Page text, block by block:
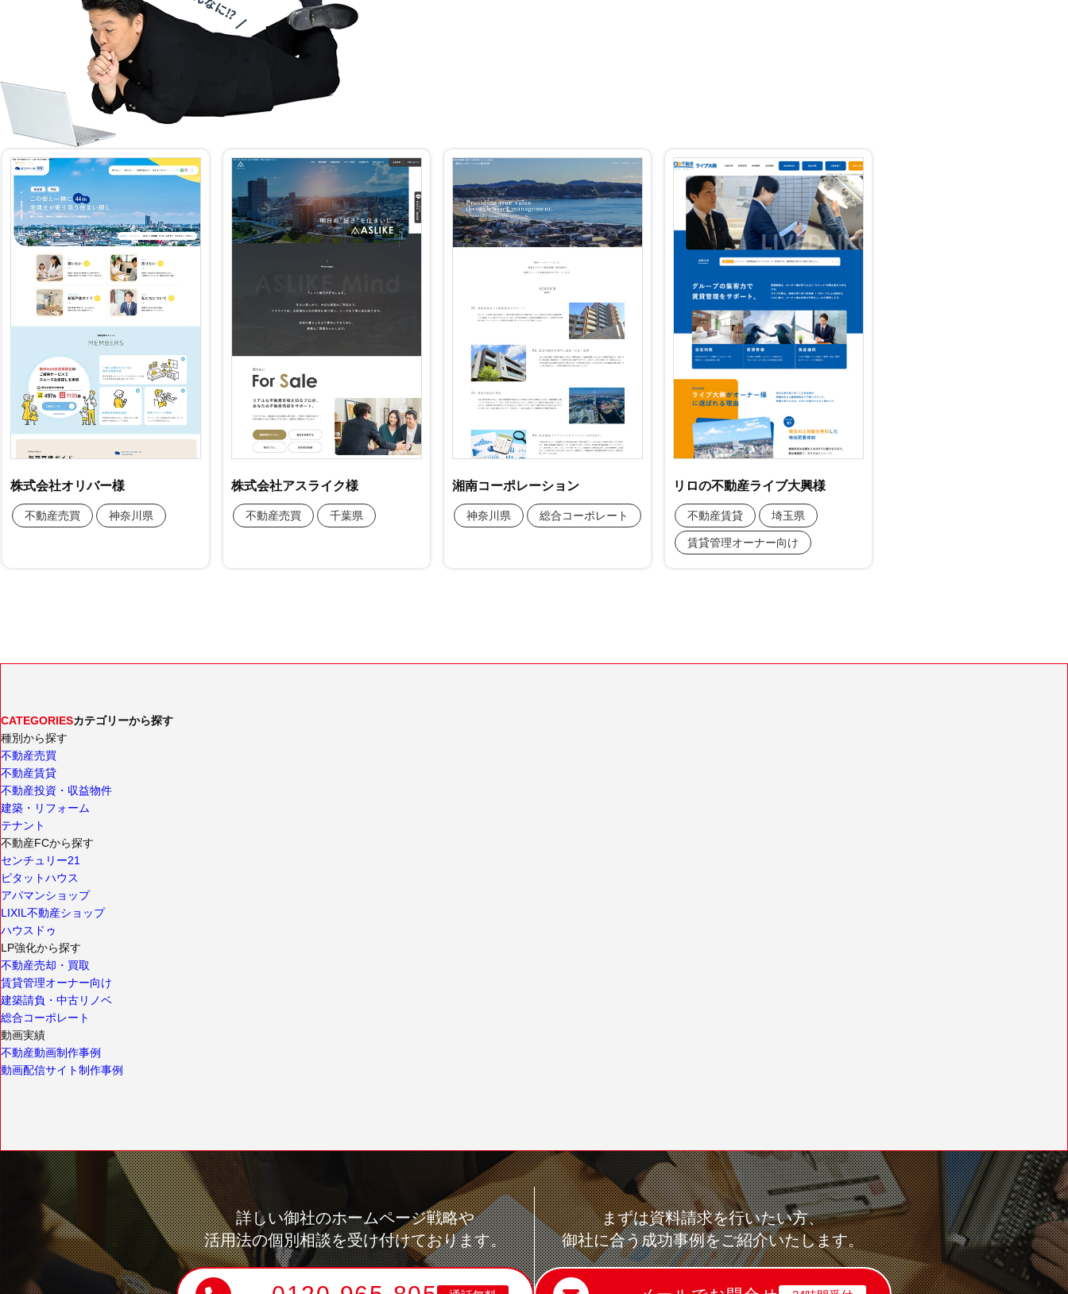
CATEGORIESカテゴリーから探す
種別から探す
不動産売買
不動産賃貸
不動産投資・収益物件
建築・リフォーム
テナント
不動産FCから探す
センチュリー21
ピタットハウス
アパマンショップ
LIXIL不動産ショップ
ハウスドゥ
LP強化から探す
不動産売却・買取
賃貸管理オーナー向け
建築請負・中古リノベ
総合コーポレート
動画実績
不動産動画制作事例
動画配信サイト制作事例
詳しい御社のホームページ戦略や
活用法の個別相談を受け付けております。
まずは資料請求を行いたい方、
御社に合う成功事例をご紹介いたします。